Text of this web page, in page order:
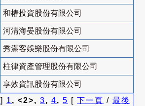
和椿投資股份有限公司
河清海晏股份有限公司
秀滿客娛樂股份有限公司
柱律資產管理股份有限公司
享效資訊股份有限公司
] 1 , <2>, 3, 4, 5 [ 下一頁 / 最後